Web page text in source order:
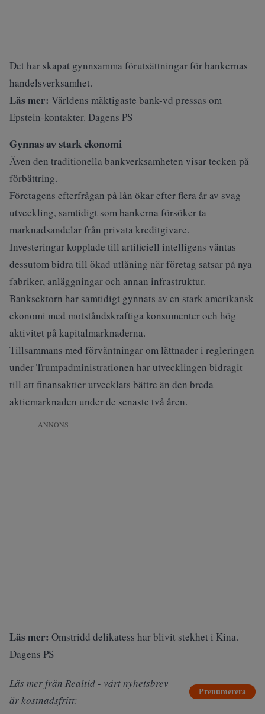
Det har skapat gynnsamma förutsättningar för bankernas
handelsverksamhet.
Läs mer: Världens mäktigaste bank-vd pressas om
Epstein-kontakter. Dagens PS
Gynnas av stark ekonomi
Även den traditionella bankverksamheten visar tecken på
förbättring.
Företagens efterfrågan på lån ökar efter flera år av svag
utveckling, samtidigt som bankerna försöker ta
marknadsandelar från privata kreditgivare.
Investeringar kopplade till artificiell intelligens väntas
dessutom bidra till ökad utlåning när företag satsar på nya
fabriker, anläggningar och annan infrastruktur.
Banksektorn har samtidigt gynnats av en stark amerikansk
ekonomi med motståndskraftiga konsumenter och hög
aktivitet på kapitalmarknaderna.
Tillsammans med förväntningar om lättnader i regleringen
under Trumpadministrationen har utvecklingen bidragit
till att finansaktier utvecklats bättre än den breda
aktiemarknaden under de senaste två åren.
ANNONS
Läs mer: Omstridd delikatess har blivit stekhet i Kina.
Dagens PS
Läs mer från Realtid - vårt nyhetsbrev
är kostnadsfritt:
Prenumerera